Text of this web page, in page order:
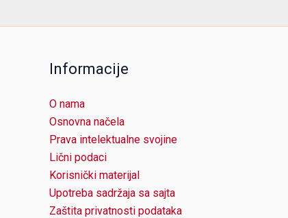
Informacije
O nama
Osnovna načela
Prava intelektualne svojine
Lični podaci
Korisnički materijal
Upotreba sadržaja sa sajta
Zaštita privatnosti podataka